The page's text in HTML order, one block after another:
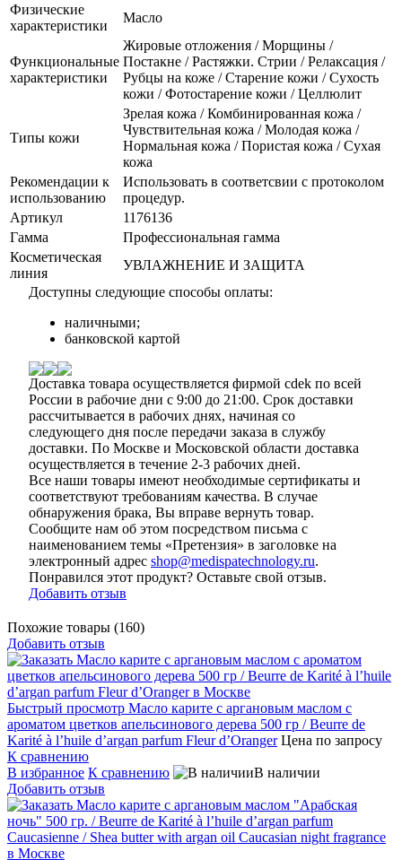
Физические
характеристики
Масло
Функциональные
характеристики
Жировые отложения / Морщины /
Постакне / Растяжки. Стрии / Релаксация /
Рубцы на коже / Старение кожи / Сухость
кожи / Фотостарение кожи / Целлюлит
Типы кожи
Зрелая кожа / Комбинированная кожа /
Чувствительная кожа / Молодая кожа /
Нормальная кожа / Пористая кожа / Сухая
кожа
Рекомендации к
использованию
Использовать в соответсвии с протоколом
процедур.
Артикул
1176136
Гамма
Профессиональная гамма
Косметическая
линия
УВЛАЖНЕНИЕ И ЗАЩИТА
Доступны следующие способы оплаты:
наличными;
банковской картой
Доставка товара осуществляется фирмой cdek по всей
России в рабочие дни с 9:00 до 21:00. Срок доставки
рассчитывается в рабочих днях, начиная со
следующего дня после передачи заказа в службу
доставки. По Москве и Московской области доставка
осуществляется в течение 2-3 рабочих дней.
Все наши товары имеют необходимые сертификаты и
соответствуют требованиям качества. В случае
обнаружения брака, Вы вправе вернуть товар.
Сообщите нам об этом посредством письма с
наименованием темы «Претензия» в заголовке на
электронный адрес shop@medispatechnology.ru.
Понравился этот продукт? Оставьте свой отзыв.
Добавить отзыв
Похожие товары (160)
Добавить отзыв
Быстрый просмотр Масло карите с аргановым маслом с
ароматом цветков апельсинового дерева 500 гр / Beurre de
Karité à l’huile d’argan parfum Fleur d’Oranger Цена по запросу
К сравнению
В избранное К сравнению
В наличии
Добавить отзыв